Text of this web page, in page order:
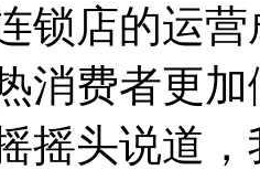
锁店的运
消费者更
摇头说道